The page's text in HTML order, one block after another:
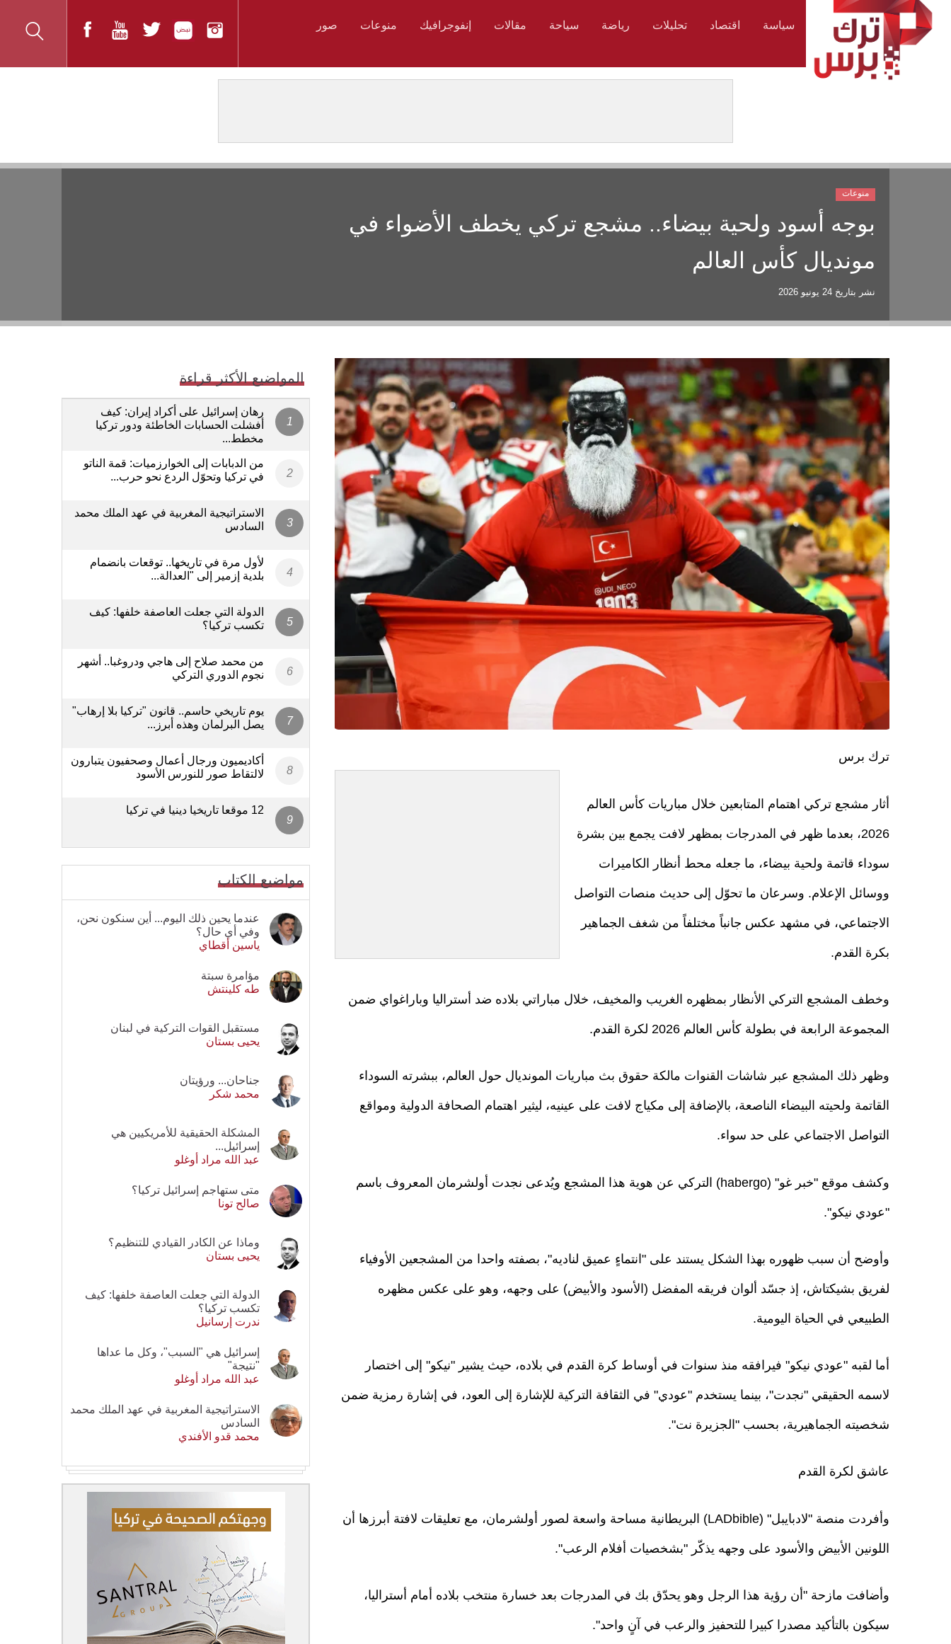
سياسة اقتصاد تحليلات رياضة سياحة مقالات إنفوجرافيك منوعات صور
بوجه أسود ولحية بيضاء.. مشجع تركي يخطف الأضواء في
مونديال كأس العالم
نشر بتاريخ 24 يونيو 2026
منوعات
ترك برس
أثار مشجع تركي اهتمام المتابعين خلال مباريات كأس العالم
2026، بعدما ظهر في المدرجات بمظهر لافت يجمع بين بشرة
سوداء قاتمة ولحية بيضاء، ما جعله محط أنظار الكاميرات
ووسائل الإعلام. وسرعان ما تحوّل إلى حديث منصات التواصل
الاجتماعي، في مشهد عكس جانباً مختلفاً من شغف الجماهير
بكرة القدم.
وخطف المشجع التركي الأنظار بمظهره الغريب والمخيف، خلال مباراتي بلاده ضد أستراليا وباراغواي ضمن
المجموعة الرابعة في بطولة كأس العالم 2026 لكرة القدم.
وظهر ذلك المشجع عبر شاشات القنوات مالكة حقوق بث مباريات المونديال حول العالم، ببشرته السوداء
القاتمة ولحيته البيضاء الناصعة، بالإضافة إلى مكياج لافت على عينيه، ليثير اهتمام الصحافة الدولية ومواقع
التواصل الاجتماعي على حد سواء.
وكشف موقع "خبر غو" (habergo) التركي عن هوية هذا المشجع ويُدعى نجدت أولشرمان المعروف باسم
"عودي نيكو".
وأوضح أن سبب ظهوره بهذا الشكل يستند على "انتماءٍ عميق لناديه"، بصفته واحدا من المشجعين الأوفياء
لفريق بشيكتاش، إذ جسّد ألوان فريقه المفضل (الأسود والأبيض) على وجهه، وهو على عكس مظهره
الطبيعي في الحياة اليومية.
أما لقبه "عودي نيكو" فيرافقه منذ سنوات في أوساط كرة القدم في بلاده، حيث يشير "نيكو" إلى اختصار
لاسمه الحقيقي "نجدت"، بينما يستخدم "عودي" في الثقافة التركية للإشارة إلى العود، في إشارة رمزية ضمن
شخصيته الجماهيرية، بحسب "الجزيرة نت".
عاشق لكرة القدم
وأفردت منصة "لادبايبل" (LADbible) البريطانية مساحة واسعة لصور أولشرمان، مع تعليقات لافتة أبرزها أن
اللونين الأبيض والأسود على وجهه يذكّر "بشخصيات أفلام الرعب".
وأضافت مازحة "أن رؤية هذا الرجل وهو يحدّق بك في المدرجات بعد خسارة منتخب بلاده أمام أستراليا،
سيكون بالتأكيد مصدرا كبيرا للتحفيز والرعب في آنٍ واحد".
المواضيع الأكثر قراءة
رهان إسرائيل على أكراد إيران: كيف
أفشلت الحسابات الخاطئة ودور تركيا
مخطط...
من الدبابات إلى الخوارزميات: قمة الناتو
في تركيا وتحوّل الردع نحو حرب...
الاستراتيجية المغربية في عهد الملك محمد
السادس
لأول مرة في تاريخها.. توقعات بانضمام
بلدية إزمير إلى "العدالة...
الدولة التي جعلت العاصفة خلفها: كيف
تكسب تركيا؟
من محمد صلاح إلى هاجي ودروغبا.. أشهر
نجوم الدوري التركي
يوم تاريخي حاسم.. قانون "تركيا بلا إرهاب"
يصل البرلمان وهذه أبرز...
أكاديميون ورجال أعمال وصحفيون يتبارون
لالتقاط صور للنورس الأسود
12 موقعا تاريخيا دينيا في تركيا
مواضيع الكتاب
عندما يحين ذلك اليوم... أين سنكون نحن،
وفي أي حال؟
ياسين أقطاي
مؤامرة سبتة
طه كلينتش
مستقبل القوات التركية في لبنان
يحيى بستان
جناحان... ورؤيتان
محمد شكر
المشكلة الحقيقية للأمريكيين هي
إسرائيل...
عبد الله مراد أوغلو
متى ستهاجم إسرائيل تركيا؟
صالح تونا
وماذا عن الكادر القيادي للتنظيم؟
يحيى بستان
الدولة التي جعلت العاصفة خلفها: كيف
تكسب تركيا؟
ندرت إرسانيل
إسرائيل هي "السبب"، وكل ما عداها
"نتيجة"
عبد الله مراد أوغلو
الاستراتيجية المغربية في عهد الملك محمد
السادس
محمد قدو الأفندي